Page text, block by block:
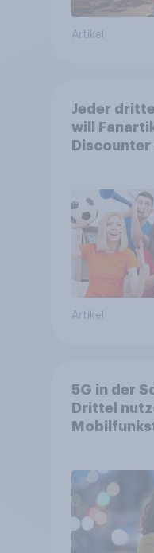
Artikel
Jeder
will
Artikel
5G in der
Drittel